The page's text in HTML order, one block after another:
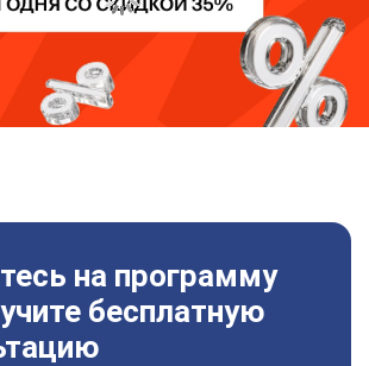
на программу
бесплатную